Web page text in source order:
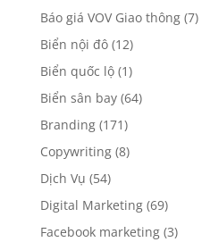
Báo giá VOV Giao thông(7)
Biển nội đô(12)
Biển quốc lộ(1)
Biển sân bay(64)
Branding(171)
Copywriting(8)
Dịch Vụ (54)
Digital Marketing(69)
Facebook marketing(3)